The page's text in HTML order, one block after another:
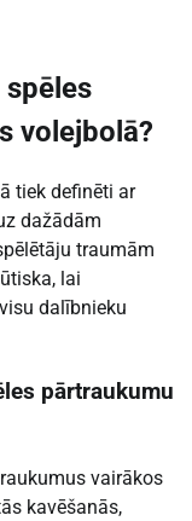
volejbolā?
tiek definēti ar
dažādām
traumām
lai
dalībnieku
pārtraukumu
vairākos
kavēšanās,